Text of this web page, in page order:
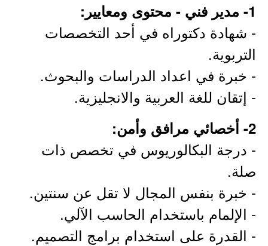
1- مدير فني - محتوى ومعايير:
- شهادة دكتوراه في أحد التخصصات
التربوية.
- خبرة في اعداد الدراسات والبحوث.
- إتقان للغة العربية والانجليزية.
2- أخصائي مرافق وأمن:
- درجة البكالوريوس في تخصص ذات
صلة.
- خبرة بنفس المجال لا تقل عن سنتين.
- الإلمام باستخدام الحاسب الآلي.
- القدرة على استخدام برامج التصميم.